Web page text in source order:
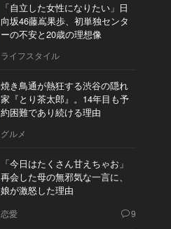
「自立した女性になりたい」日
向坂46藤嶌果歩、初単独センタ
ーの不安と20歳の理想像
ライフスタイル
焼き鳥通が熱狂する渋谷の隠れ
家『とり茶太郎』。14年目も予
約困難であり続ける理由
グルメ
「今日はたくさん甘えちゃお」
再会した母の無邪気な一言に、
娘が激怒した理由
恋愛 9